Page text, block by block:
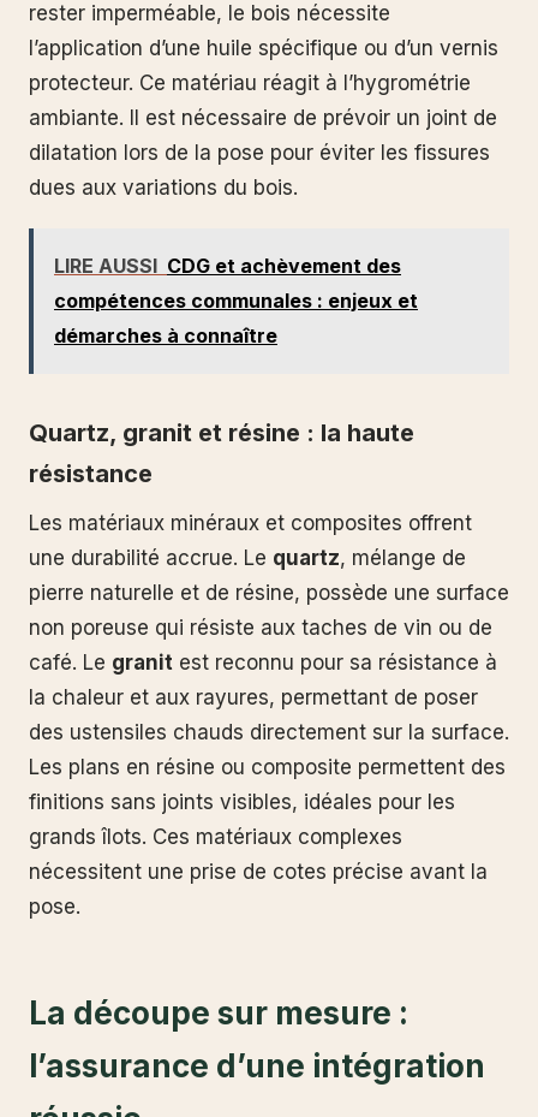
rester imperméable, le bois nécessite
l’application d’une huile spécifique ou d’un vernis
protecteur. Ce matériau réagit à l’hygrométrie
ambiante. Il est nécessaire de prévoir un joint de
dilatation lors de la pose pour éviter les fissures
dues aux variations du bois.
LIRE AUSSI CDG et achèvement des
compétences communales : enjeux et
démarches à connaître
Quartz, granit et résine : la haute
résistance
Les matériaux minéraux et composites offrent
une durabilité accrue. Le quartz, mélange de
pierre naturelle et de résine, possède une surface
non poreuse qui résiste aux taches de vin ou de
café. Le granit est reconnu pour sa résistance à
la chaleur et aux rayures, permettant de poser
des ustensiles chauds directement sur la surface.
Les plans en résine ou composite permettent des
finitions sans joints visibles, idéales pour les
grands îlots. Ces matériaux complexes
nécessitent une prise de cotes précise avant la
pose.
La découpe sur mesure :
l’assurance d’une intégration